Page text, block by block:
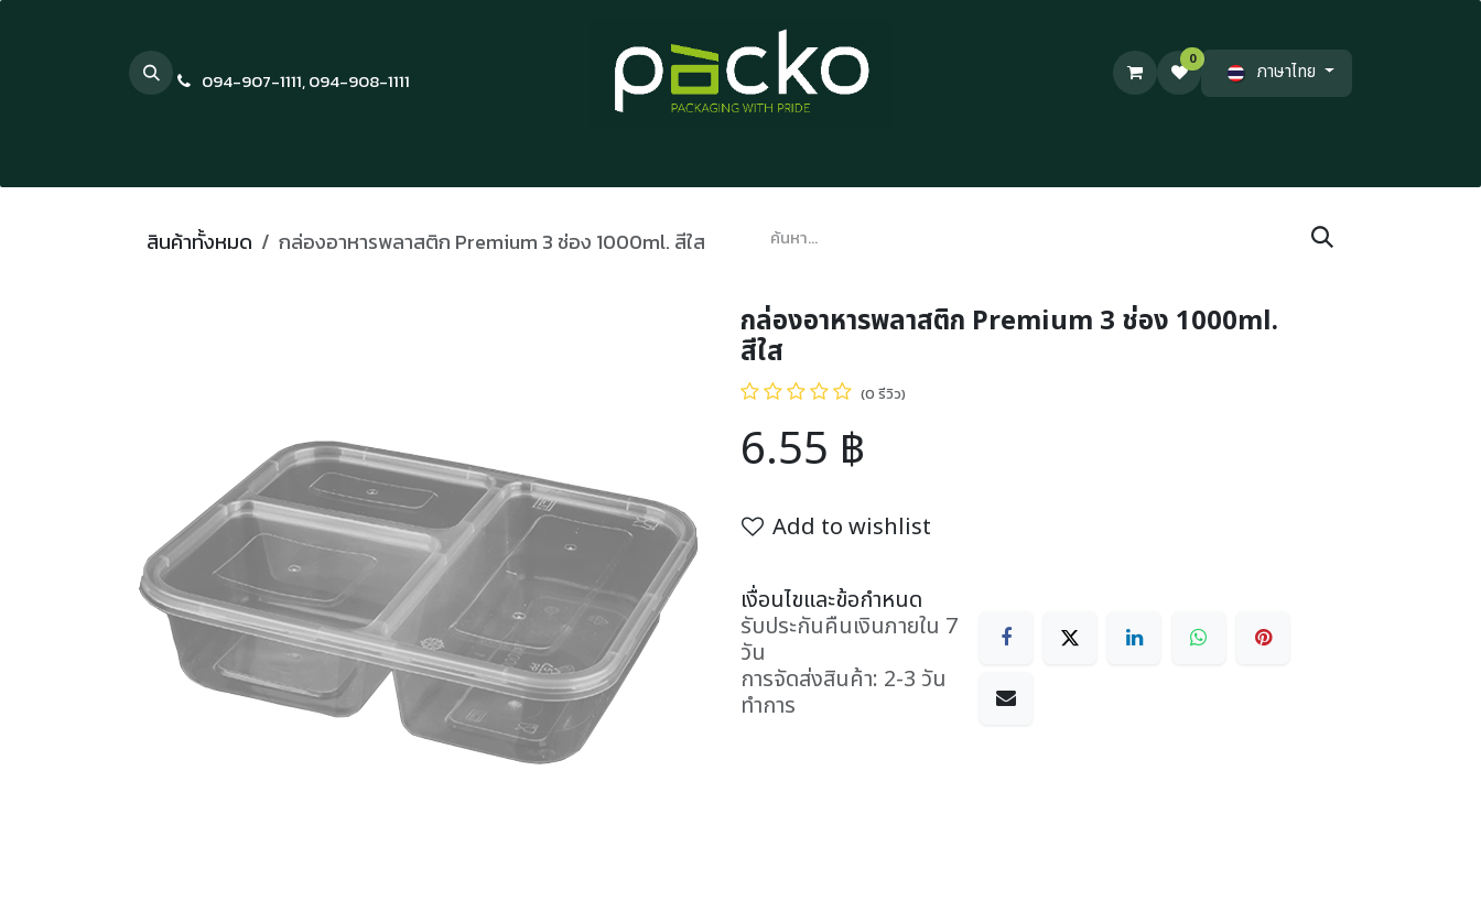
094-907-1111,094-908-1111
0
ภาษาไทย
สินค้าทั้งหมด กล่องอาหารพลาสติก Premium 3 ช่อง 1000ml. สีใส
กล่องอาหารพลาสติก Premium 3 ช่อง 1000ml.
สีใส
(0 รีวิว)
6.55 ฿
Add to wishlist
เงื่อนไขและข้อกำหนด
รับประกันคืนเงินภายใน 7
วัน
การจัดส่งสินค้า: 2-3 วัน
ทำการ